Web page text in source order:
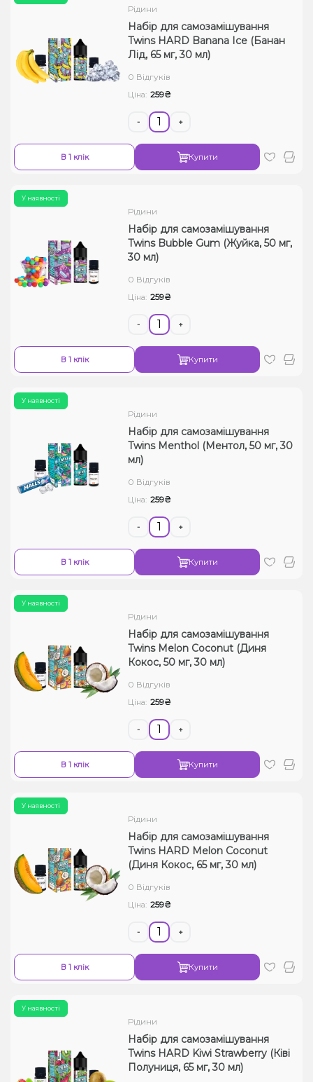
Рідини
Набір для самозамішування
Twins HARD Banana Ice (Банан
Лід, 65 мг, 30 мл)
0 Відгуків
Ціна: 259₴
- +
В 1 клік Купити
У наявності
Рідини
Набір для самозамішування
Twins Bubble Gum (Жуйка, 50 мг,
30 мл)
0 Відгуків
Ціна: 259₴
- +
В 1 клік Купити
У наявності
Рідини
Набір для самозамішування
Twins Menthol (Ментол, 50 мг, 30
мл)
0 Відгуків
Ціна: 259₴
- +
В 1 клік Купити
У наявності
Рідини
Набір для самозамішування
Twins Melon Coconut (Диня
Кокос, 50 мг, 30 мл)
0 Відгуків
Ціна: 259₴
- +
В 1 клік Купити
У наявності
Рідини
Набір для самозамішування
Twins HARD Melon Coconut
(Диня Кокос, 65 мг, 30 мл)
0 Відгуків
Ціна: 259₴
- +
В 1 клік Купити
У наявності
Рідини
Набір для самозамішування
Twins HARD Kiwi Strawberry (Ківі
Полуниця, 65 мг, 30 мл)